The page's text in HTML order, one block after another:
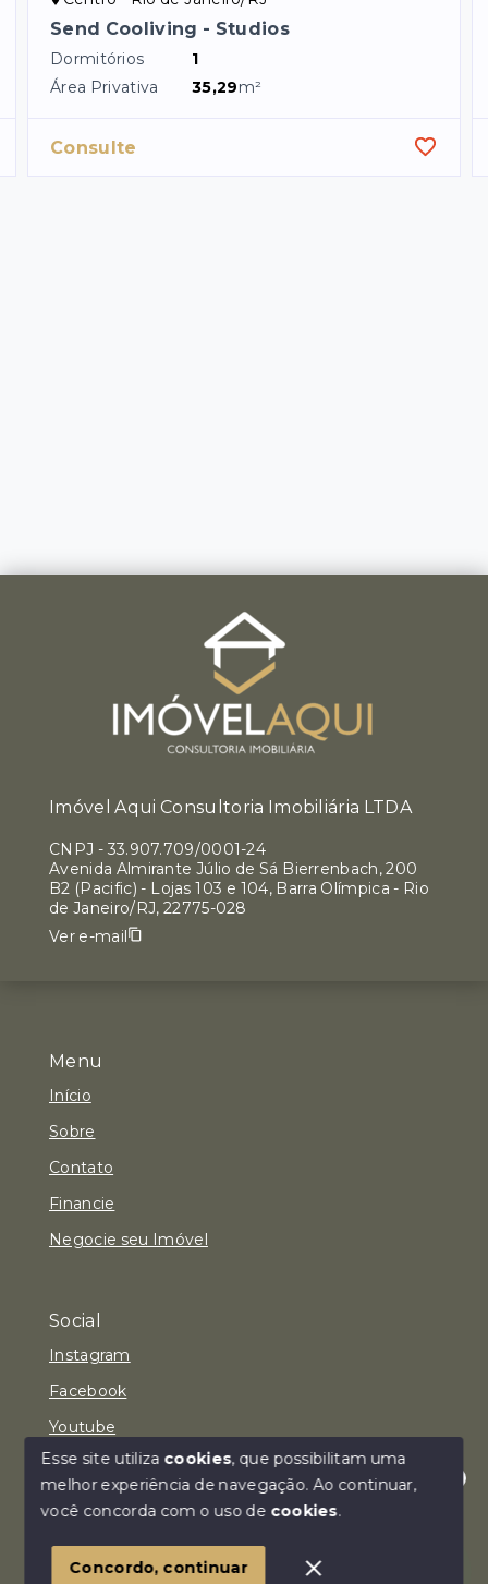
Send Cooliving - Studios
Dormitórios
1
Área Privativa
35,29m²
Consulte
Olá! Estamos disponíveis para te ajudar.
Menu
Início
Sobre
Contato
Financie
Negocie seu Imóvel
Social
Instagram
Facebook
Youtube
© Copyright 2026 - Imóvel Aqui Consultoria Imobiliária
SITE PARA IMOBILIARIA
Imóvel Aqui Consultoria Imobiliária LTDA
CNPJ - 33.907.709/0001-24
Avenida Almirante Júlio de Sá Bierrenbach, 200
B2 (Pacific) - Lojas 103 e 104, Barra Olímpica - Rio
de Janeiro/RJ, 22775-028
Ver e-mail
Esse site utiliza cookies, que possibilitam uma
melhor experiência de navegação.Ao continuar,
você concorda com o uso de cookies.
Concordo, continuar